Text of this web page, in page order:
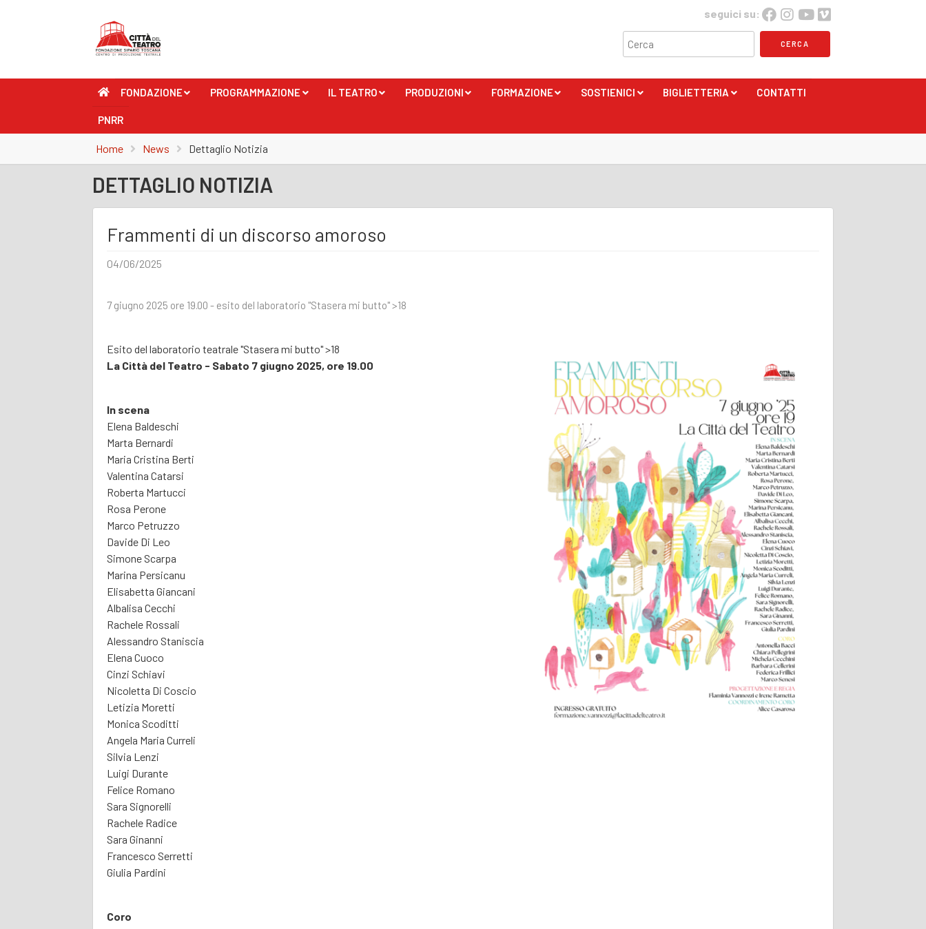
seguici su:
FONDAZIONE PROGRAMMAZIONE IL TEATRO PRODUZIONI FORMAZIONE SOSTIENICI BIGLIETTERIA CONTATTI
PNRR
Home News Dettaglio Notizia
DETTAGLIO NOTIZIA
Frammenti di un discorso amoroso
04/06/2025
7 giugno 2025 ore 19.00 - esito del laboratorio "Stasera mi butto" >18
Esito del laboratorio teatrale "Stasera mi butto" >18
La Città del Teatro - Sabato 7 giugno 2025, ore 19.00
In scena
Elena Baldeschi
Marta Bernardi
Maria Cristina Berti
Valentina Catarsi
Roberta Martucci
Rosa Perone
Marco Petruzzo
Davide Di Leo
Simone Scarpa
Marina Persicanu
Elisabetta Giancani
Albalisa Cecchi
Rachele Rossali
Alessandro Staniscia
Elena Cuoco
Cinzi Schiavi
Nicoletta Di Coscio
Letizia Moretti
Monica Scoditti
Angela Maria Curreli
Silvia Lenzi
Luigi Durante
Felice Romano
Sara Signorelli
Rachele Radice
Sara Ginanni
Francesco Serretti
Giulia Pardini
Coro